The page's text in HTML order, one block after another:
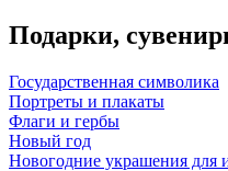
Подарки,
Государственная символика
Портреты и плакаты
Флаги и гербы
Новый год
Новогодние украшения для